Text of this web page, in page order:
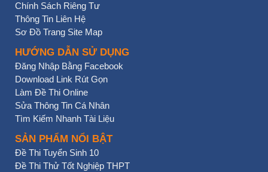
Chính Sách Riêng Tư
Thông Tin Liên Hệ
Sơ Đồ Trang Site Map
HƯỚNG DẪN SỬ DỤNG
Đăng Nhập Bằng Facebook
Download Link Rút Gọn
Làm Đề Thi Online
Sửa Thông Tin Cá Nhân
Tìm Kiếm Nhanh Tài Liệu
SẢN PHẨM NỔI BẬT
Đề Thi Tuyển Sinh 10
Đề Thi Thử Tốt Nghiệp THPT